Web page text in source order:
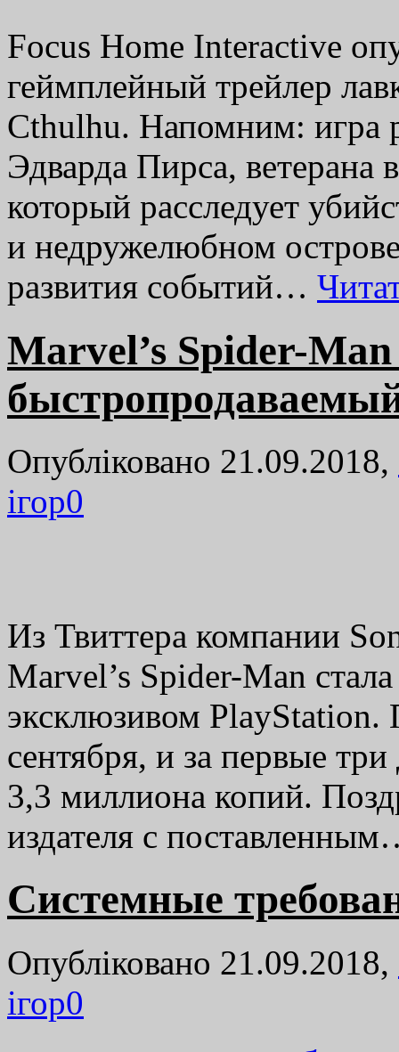
Focus Home Interactive
геймплейный трейлер
Cthulhu. Напомним: игра
Эдварда Пирса,
который расследует
и недружелюбном
развития событий…
Marvel’s Spider-
Опубліковано 21.09.2018,
ігор0
Из Твиттера компании
Marvel’s Spider-Man
эксклюзивом
сентября, и за первые
3,3 миллиона копий.
издателя с
Системные
Опубліковано 21.09.2018,
ігор0